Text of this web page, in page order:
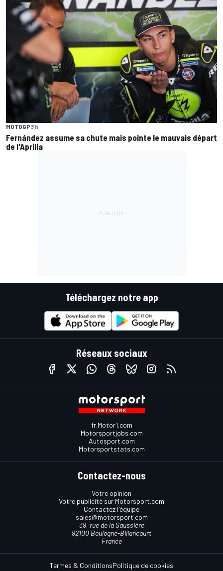
MOTOGP3 h
Fernández assume sa chute mais pointe le mauvais départ
de l'Aprilia
Téléchargez notre app
Réseaux sociaux
fr.Motor1.com
Motorsportjobs.com
Autosport.com
Motorsportstats.com
Contactez-nous
Votre opinion
Votre publicité sur Motorsport.com
Contactez l'équipe
sales@motorsport.com
39, rue de la Saussière
92100 Boulogne-Billancourt
France
Termes & ConditionsPolitique de cookies